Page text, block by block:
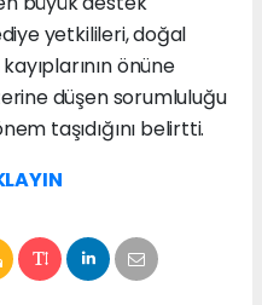
yetkilileri, doğal
önüne
düşen sorumluluğu
taşıdığını belirtti.